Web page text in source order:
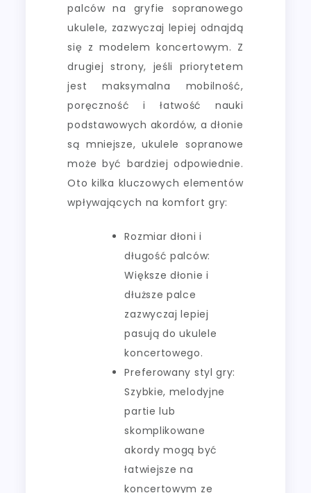
palców na gryfie sopranowego
ukulele, zazwyczaj lepiej odnajdą
się z modelem koncertowym. Z
drugiej strony, jeśli priorytetem
jest maksymalna mobilność,
poręczność i łatwość nauki
podstawowych akordów, a dłonie
są mniejsze, ukulele sopranowe
może być bardziej odpowiednie.
Oto kilka kluczowych elementów
wpływających na komfort gry:
Rozmiar dłoni i
długość palców:
Większe dłonie i
dłuższe palce
zazwyczaj lepiej
pasują do ukulele
koncertowego.
Preferowany styl gry:
Szybkie, melodyjne
partie lub
skomplikowane
akordy mogą być
łatwiejsze na
koncertowym ze